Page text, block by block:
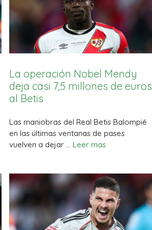
La operación Nobel Mendy
deja casi 7,5 millones de euros
al Betis
Las maniobras del Real Betis Balompié
en las últimas ventanas de pases
vuelven a dejar …Leer mas